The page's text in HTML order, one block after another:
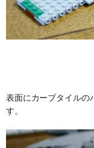
表面にカーブタイルの
す。